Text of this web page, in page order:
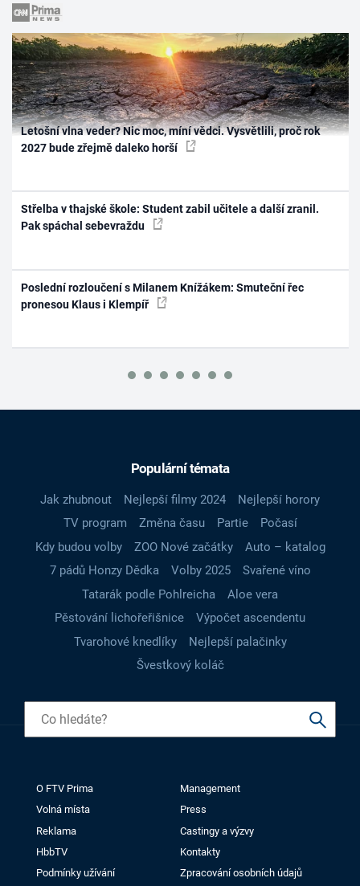
Letošní vlna veder? Nic moc, míní vědci. Vysvětlili, proč rok
2027 bude zřejmě daleko horší
Střelba v thajské škole: Student zabil učitele a další zranil.
Pak spáchal sebevraždu
Poslední rozloučení s Milanem Knížákem: Smuteční řec
pronesou Klaus i Klempíř
Populární témata
Jak zhubnout Nejlepší filmy 2024
Nejlepší horory
TV program
Změna času Partie
Počasí
Kdy budou volby
ZOO Nové začátky
Auto – katalog
7 pádů Honzy Dědka
Volby 2025
Svařené víno
Tatarák podle Pohlreicha
Aloe vera
Pěstování lichořeřišnice
Výpočet ascendentu
Tvarohové knedlíky
Nejlepší palačinky
Švestkový koláč
O FTV Prima
Management
Volná místa
Press
Reklama
Castingy a výzvy
HbbTV
Kontakty
Podmínky užívání
Zpracování osobních údajů